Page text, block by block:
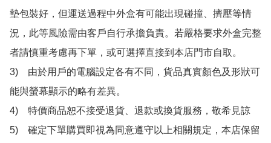
墊包裝好，但運送過程中外盒有可能出現碰撞、擠壓等情
況，此等風險需由客戶自行承擔負責。若嚴格要求外盒完整
者請慎重考慮再下單，或可選擇直接到本店門市自取。
3)　由於用戶的電腦設定各有不同，貨品真實顏色及形狀可
能與螢幕顯示的略有差異。
4)　特價商品恕不接受退貨、退款或換貨服務，敬希見諒
5)　確定下單購買即視為同意遵守以上相關規定，本店保留